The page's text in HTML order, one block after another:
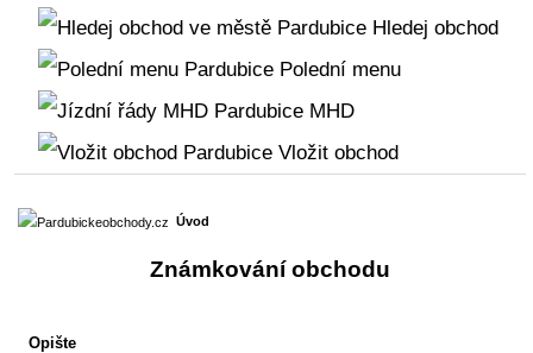
Hledej obchod
Polední menu
MHD
Vložit obchod
Úvod
Známkování obchodu
Opište